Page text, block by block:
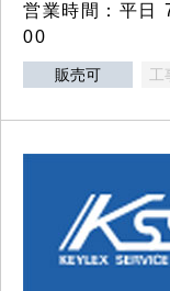
営業時間：平日
00
販売可 工